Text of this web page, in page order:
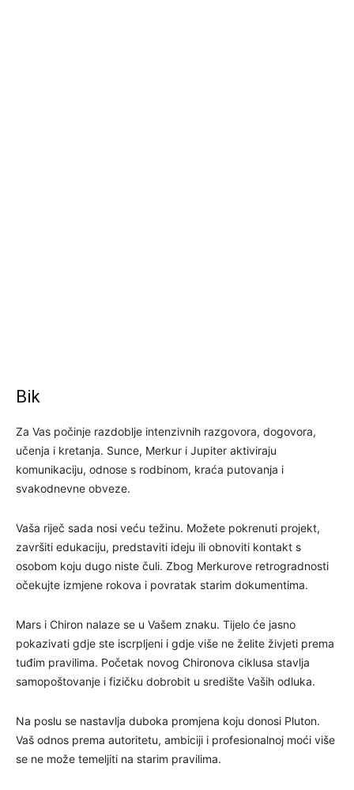
Bik
Za Vas počinje razdoblje intenzivnih razgovora, dogovora,
učenja i kretanja. Sunce, Merkur i Jupiter aktiviraju
komunikaciju, odnose s rodbinom, kraća putovanja i
svakodnevne obveze.
Vaša riječ sada nosi veću težinu. Možete pokrenuti projekt,
završiti edukaciju, predstaviti ideju ili obnoviti kontakt s
osobom koju dugo niste čuli. Zbog Merkurove retrogradnosti
očekujte izmjene rokova i povratak starim dokumentima.
Mars i Chiron nalaze se u Vašem znaku. Tijelo će jasno
pokazivati gdje ste iscrpljeni i gdje više ne želite živjeti prema
tuđim pravilima. Početak novog Chironova ciklusa stavlja
samopoštovanje i fizičku dobrobit u središte Vaših odluka.
Na poslu se nastavlja duboka promjena koju donosi Pluton.
Vaš odnos prema autoritetu, ambiciji i profesionalnoj moći više
se ne može temeljiti na starim pravilima.